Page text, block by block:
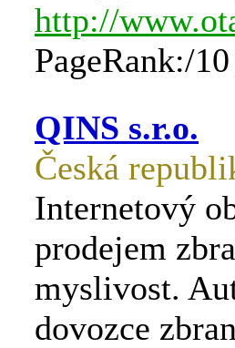
http://
PageRank:/
QINS s.r.o.
Česká
Internetový
prodejem
myslivost.
dovozce